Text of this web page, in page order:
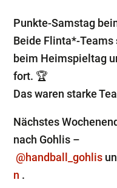
Punkte-Samstag
Beide Flinta*-
beim Heimspieltag
fort. 🏆
Das waren starke
Nächstes
nach Gohlis –
@handball_gohlis
n .